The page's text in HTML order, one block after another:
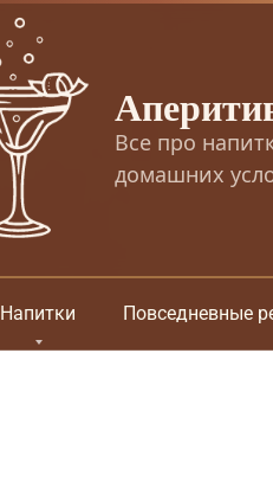
Все про
домашних
Напитки Повседневные